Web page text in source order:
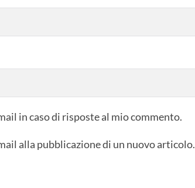
in caso di risposte al mio commento.
alla pubblicazione di un nuovo articolo.